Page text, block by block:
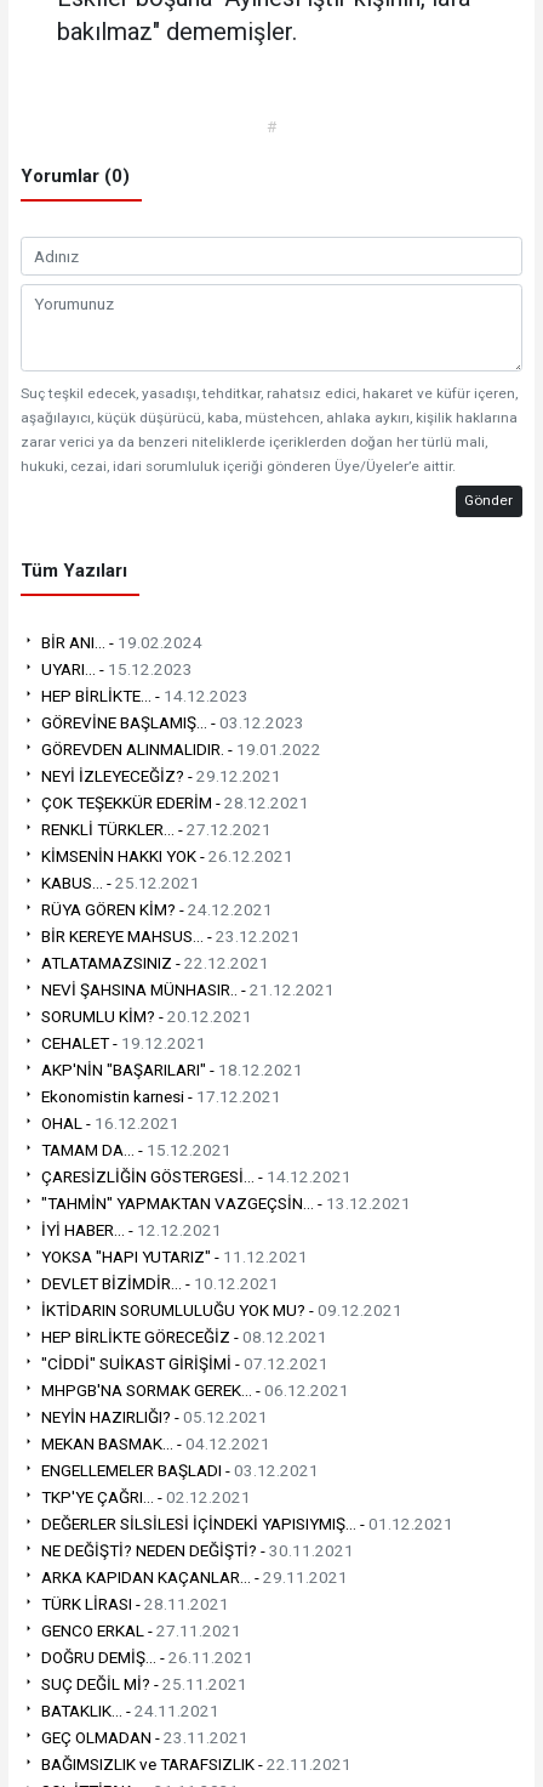
bakılmaz" dememişler.
#
Yorumlar (0)
Suç teşkil edecek, yasadışı, tehditkar, rahatsız edici, hakaret ve küfür içeren,
aşağılayıcı, küçük düşürücü, kaba, müstehcen, ahlaka aykırı, kişilik haklarına
zarar verici ya da benzeri niteliklerde içeriklerden doğan her türlü mali,
hukuki, cezai, idari sorumluluk içeriği gönderen Üye/Üyeler’e aittir.
Gönder
Tüm Yazıları
BİR ANI... - 19.02.2024
UYARI... - 15.12.2023
HEP BİRLİKTE... - 14.12.2023
GÖREVİNE BAŞLAMIŞ... -03.12.2023
GÖREVDEN ALINMALIDIR. - 19.01.2022
NEYİ İZLEYECEĞİZ? -29.12.2021
ÇOK TEŞEKKÜR EDERİM -28.12.2021
RENKLİ TÜRKLER... -27.12.2021
KİMSENİN HAKKI YOK -26.12.2021
KABUS... -25.12.2021
RÜYA GÖREN KİM? -24.12.2021
BİR KEREYE MAHSUS... -23.12.2021
ATLATAMAZSINIZ -22.12.2021
NEVİ ŞAHSINA MÜNHASIR.. -21.12.2021
SORUMLU KİM? -20.12.2021
CEHALET - 19.12.2021
AKP'NİN "BAŞARILARI" - 18.12.2021
Ekonomistin karnesi - 17.12.2021
OHAL - 16.12.2021
TAMAM DA... - 15.12.2021
ÇARESİZLİĞİN GÖSTERGESİ... - 14.12.2021
"TAHMİN" YAPMAKTAN VAZGEÇSİN... - 13.12.2021
İYİ HABER... - 12.12.2021
YOKSA "HAPI YUTARIZ" - 11.12.2021
DEVLET BİZİMDİR... - 10.12.2021
İKTİDARIN SORUMLULUĞU YOK MU? -09.12.2021
HEP BİRLİKTE GÖRECEĞİZ -08.12.2021
"CİDDİ" SUİKAST GİRİŞİMİ -07.12.2021
MHPGB'NA SORMAK GEREK... -06.12.2021
NEYİN HAZIRLIĞI? -05.12.2021
MEKAN BASMAK... -04.12.2021
ENGELLEMELER BAŞLADI -03.12.2021
TKP'YE ÇAĞRI... -02.12.2021
DEĞERLER SİLSİLESİ İÇİNDEKİ YAPISIYMIŞ... -01.12.2021
NE DEĞİŞTİ? NEDEN DEĞİŞTİ? -30.11.2021
ARKA KAPIDAN KAÇANLAR... -29.11.2021
TÜRK LİRASI -28.11.2021
GENCO ERKAL -27.11.2021
DOĞRU DEMİŞ... -26.11.2021
SUÇ DEĞİL Mİ? -25.11.2021
BATAKLIK... -24.11.2021
GEÇ OLMADAN -23.11.2021
BAĞIMSIZLIK ve TARAFSIZLIK -22.11.2021